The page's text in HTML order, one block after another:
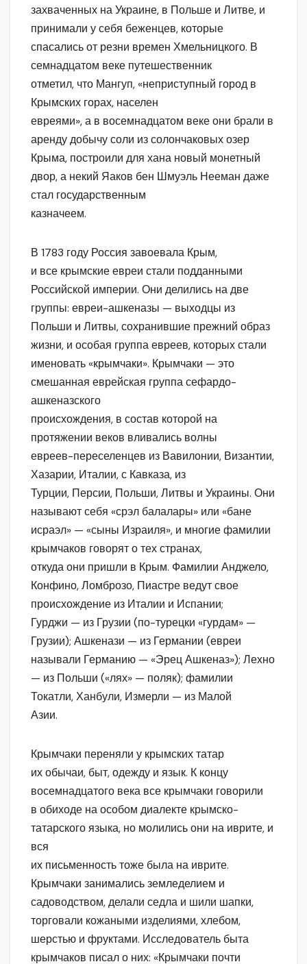
захваченных на Украине, в Польше и Литве, и
принимали у себя беженцев, которые
спасались от резни времен Хмельницкого. В
семнадцатом веке путешественник
отметил, что Мангуп, «неприступный город в
Крымских горах, населен
евреями», а в восемнадцатом веке они брали в
аренду добычу соли из солончаковых озер
Крыма, построили для хана новый монетный
двор, а некий Яаков бен Шмуэль Нееман даже
стал государственным
казначеем.
В 1783 году Россия завоевала Крым,
и все крымские евреи стали подданными
Российской империи. Они делились на две
группы: евреи-ашкеназы — выходцы из
Польши и Литвы, сохранившие прежний образ
жизни, и особая группа евреев, которых стали
именовать «крымчаки». Крымчаки — это
смешанная еврейская группа сефардо-
ашкеназского
происхождения, в состав которой на
протяжении веков вливались волны
евреев-переселенцев из Вавилонии, Византии,
Хазарии, Италии, с Кавказа, из
Турции, Персии, Польши, Литвы и Украины. Они
называют себя «срэл балалары» или «бане
исраэл» — «сыны Израиля», и многие фамилии
крымчаков говорят о тех странах,
откуда они пришли в Крым. Фамилии Анджело,
Конфино, Ломброзо, Пиастре ведут свое
происхождение из Италии и Испании;
Гурджи — из Грузии (по-турецки «гурдам» —
Грузии); Ашкенази — из Германии (евреи
называли Германию — «Эрец Ашкеназ»); Лехно
— из Польши («лях» — поляк); фамилии
Токатли, Ханбули, Измерли — из Малой
Азии.
Крымчаки переняли у крымских татар
их обычаи, быт, одежду и язык. К концу
восемнадцатого века все крымчаки говорили
в обиходе на особом диалекте крымско-
татарского языка, но молились они на иврите, и
вся
их письменность тоже была на иврите.
Крымчаки занимались земледелием и
садоводством, делали седла и шили шапки,
торговали кожаными изделиями, хлебом,
шерстью и фруктами. Исследователь быта
крымчаков писал о них: «Крымчаки почти